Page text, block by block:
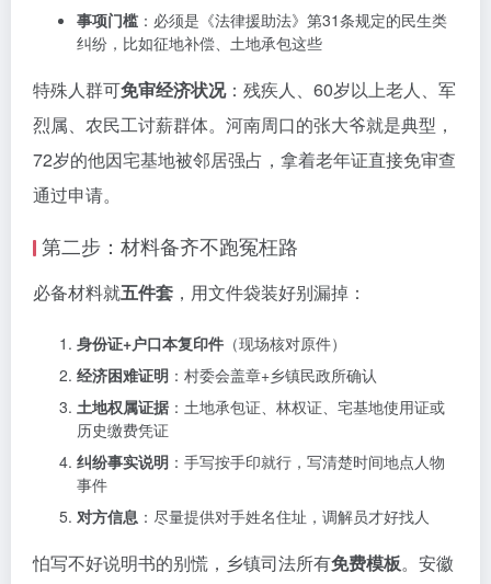
事项门槛 ：必须是《法律援助法》第31条规定的民生类
纠纷，比如征地补偿、土地承包这些
特殊人群可免审经济状况：残疾人、60岁以上老人、军
烈属、农民工讨薪群体。河南周口的张大爷就是典型，
72岁的他因宅基地被邻居强占，拿着老年证直接免审查
通过申请。
第二步：材料备齐不跑冤枉路
必备材料就五件套 ，用文件袋装好别漏掉：
身份证+户口本复印件 （现场核对原件）
经济困难证明 ：村委会盖章+乡镇民政所确认
土地权属证据 ：土地承包证、林权证、宅基地使用证或
历史缴费凭证
纠纷事实说明 ：手写按手印就行，写清楚时间地点人物
事件
对方信息 ：尽量提供对手姓名住址，调解员才好找人
怕写不好说明书的别慌，乡镇司法所有免费模板。安徽